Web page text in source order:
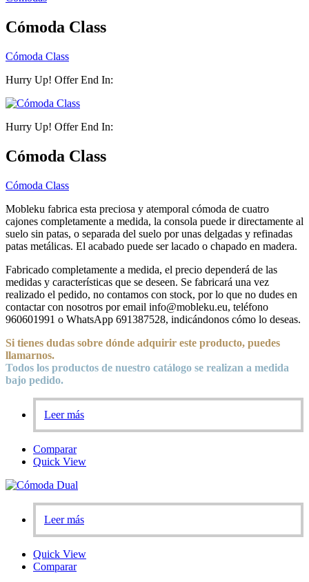
Cómoda Class
Cómoda Class
Hurry Up! Offer End In:
Hurry Up! Offer End In:
Cómoda Class
Cómoda Class
Mobleku fabrica esta preciosa y atemporal cómoda de cuatro
cajones completamente a medida, la consola puede ir directamente al
suelo sin patas, o separada del suelo por unas delgadas y refinadas
patas metálicas. El acabado puede ser lacado o chapado en madera.
Fabricado completamente a medida, el precio dependerá de las
medidas y características que se deseen. Se fabricará una vez
realizado el pedido, no contamos con stock, por lo que no dudes en
contactar con nosotros por email info@mobleku.eu, teléfono
960601991 o WhatsApp 691387528, indicándonos cómo lo deseas.
Si tienes dudas sobre dónde adquirir este producto, puedes
llamarnos.
Todos los productos de nuestro catálogo se realizan a medida
bajo pedido.
Leer más
Comparar
Quick View
Leer más
Quick View
Comparar